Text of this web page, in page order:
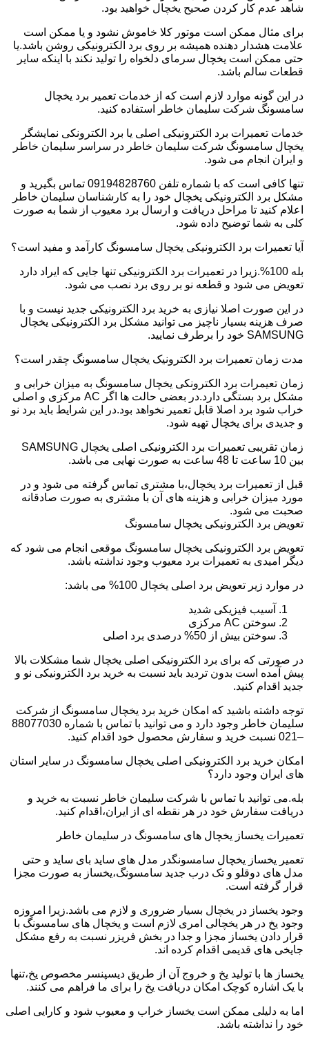
شاهد عدم کار کردن صحیح یخچال خواهید بود.
برای مثال ممکن است موتور کلا خاموش نشود و یا ممکن است
علامت هشدار دهنده همیشه بر روی برد الکترونیکی روشن باشد.یا
حتی ممکن است یخچال سرمای دلخواه را تولید نکند با اینکه سایر
قطعات سالم باشد.
در این گونه موارد لازم است که از خدمات تعمیر برد یخچال
سامسونگ شرکت سلیمان خاطر استفاده کنید.
خدمات تعمیرات برد الکترونیکی اصلی یا برد الکترونکی نمایشگر
یخچال سامسونگ شرکت سلیمان خاطر در سراسر سلیمان خاطر
و ایران انجام می شود.
تنها کافی است که با شماره تلفن 09194828760 تماس بگیرید و
مشکل برد الکترونیکی یخچال خود را به کارشناسان سلیمان خاطر
اعلام کنید تا مراحل دریافت و ارسال برد معیوب از شما به صورت
کلی به شما توضیح داده شود.
آیا تعمیرات برد الکترونیکی یخچال سامسونگ کارآمد و مفید است؟
بله 100%.زیرا در تعمیرات برد الکترونیکی تنها جایی که ایراد دارد
تعویض می شود و قطعه نو بر روی برد نصب می شود.
در این صورت اصلا نیازی به خرید برد الکترونیکی جدید نیست و با
صرف هزینه بسیار ناچیز می توانید مشکل برد الکترونیکی یخچال
SAMSUNG خود را برطرف نمایید.
مدت زمان تعمیرات برد الکترونیک یخچال سامسونگ چقدر است؟
زمان تعیمرات برد الکترونکی یخچال سامسونگ به میزان خرابی و
مشکل برد بستگی دارد.در بعضی حالت ها اگر AC مرکزی و اصلی
خراب شود برد اصلا قابل تعمیر نخواهد بود.در این شرایط باید برد نو
و جدیدی برای یخچال تهیه شود.
زمان تقریبی تعمیرات برد الکترونیکی اصلی یخچال SAMSUNG
بین 10 ساعت تا 48 ساعت به صورت نهایی می باشد.
قبل از تعمیرات برد یخچال،با مشتری تماس گرفته می شود و در
مورد میزان خرابی و هزینه های آن با مشتری به صورت صادقانه
صحبت می شود.
تعویض برد الکترونیکی یخچال سامسونگ
تعویض برد الکترونیکی یخچال سامسونگ موقعی انجام می شود که
دیگر امیدی به تعمیرات برد معیوب وجود نداشته باشد.
در موارد زیر تعویض برد اصلی یخچال 100% می باشد:
آسیب فیزیکی شدید
سوختن AC مرکزی
سوختن بیش از 50% درصدی برد اصلی
در صورتی که برای برد الکترونیکی اصلی یخچال شما مشکلات بالا
پیش آمده است بدون تردید باید نسبت به خرید برد الکترونیکی نو و
جدید اقدام کنید.
توجه داشته باشید که امکان خرید برد یخچال سامسونگ از شرکت
سلیمان خاطر وجود دارد و می توانید با تماس با شماره 88077030
–021 نسبت خرید و سفارش محصول خود اقدام کنید.
امکان خرید برد الکترونیکی اصلی یخچال سامسونگ در سایر استان
های ایران وجود دارد؟
بله.می توانید با تماس با شرکت سلیمان خاطر نسبت به خرید و
دریافت سفارش خود در هر نقطه ای از ایران،اقدام کنید.
تعمیرات یخساز یخچال های سامسونگ در سلیمان خاطر
تعمیر یخساز یخچال سامسونگدر مدل های ساید بای ساید و حتی
مدل های دوقلو و تک درب جدید سامسونگ،یخساز به صورت مجزا
قرار گرفته است.
وجود یخساز در یخچال بسیار ضروری و لازم می باشد.زیرا امروزه
وجود یخ در هر یخچالی امری لازم است و یخچال های سامسونگ با
قرار دادن یخساز مجزا و جدا در بخش فریزر نسبت به رفع مشکل
جایخی های قدیمی اقدام کرده اند.
یخساز ها با تولید یخ و خروج آن از طریق دیسپنسر مخصوص یخ،تنها
با یک اشاره کوچک امکان دریافت یخ را برای ما فراهم می کنند.
اما به دلیلی ممکن است یخساز خراب و معیوب شود و کارایی اصلی
خود را نداشته باشد.